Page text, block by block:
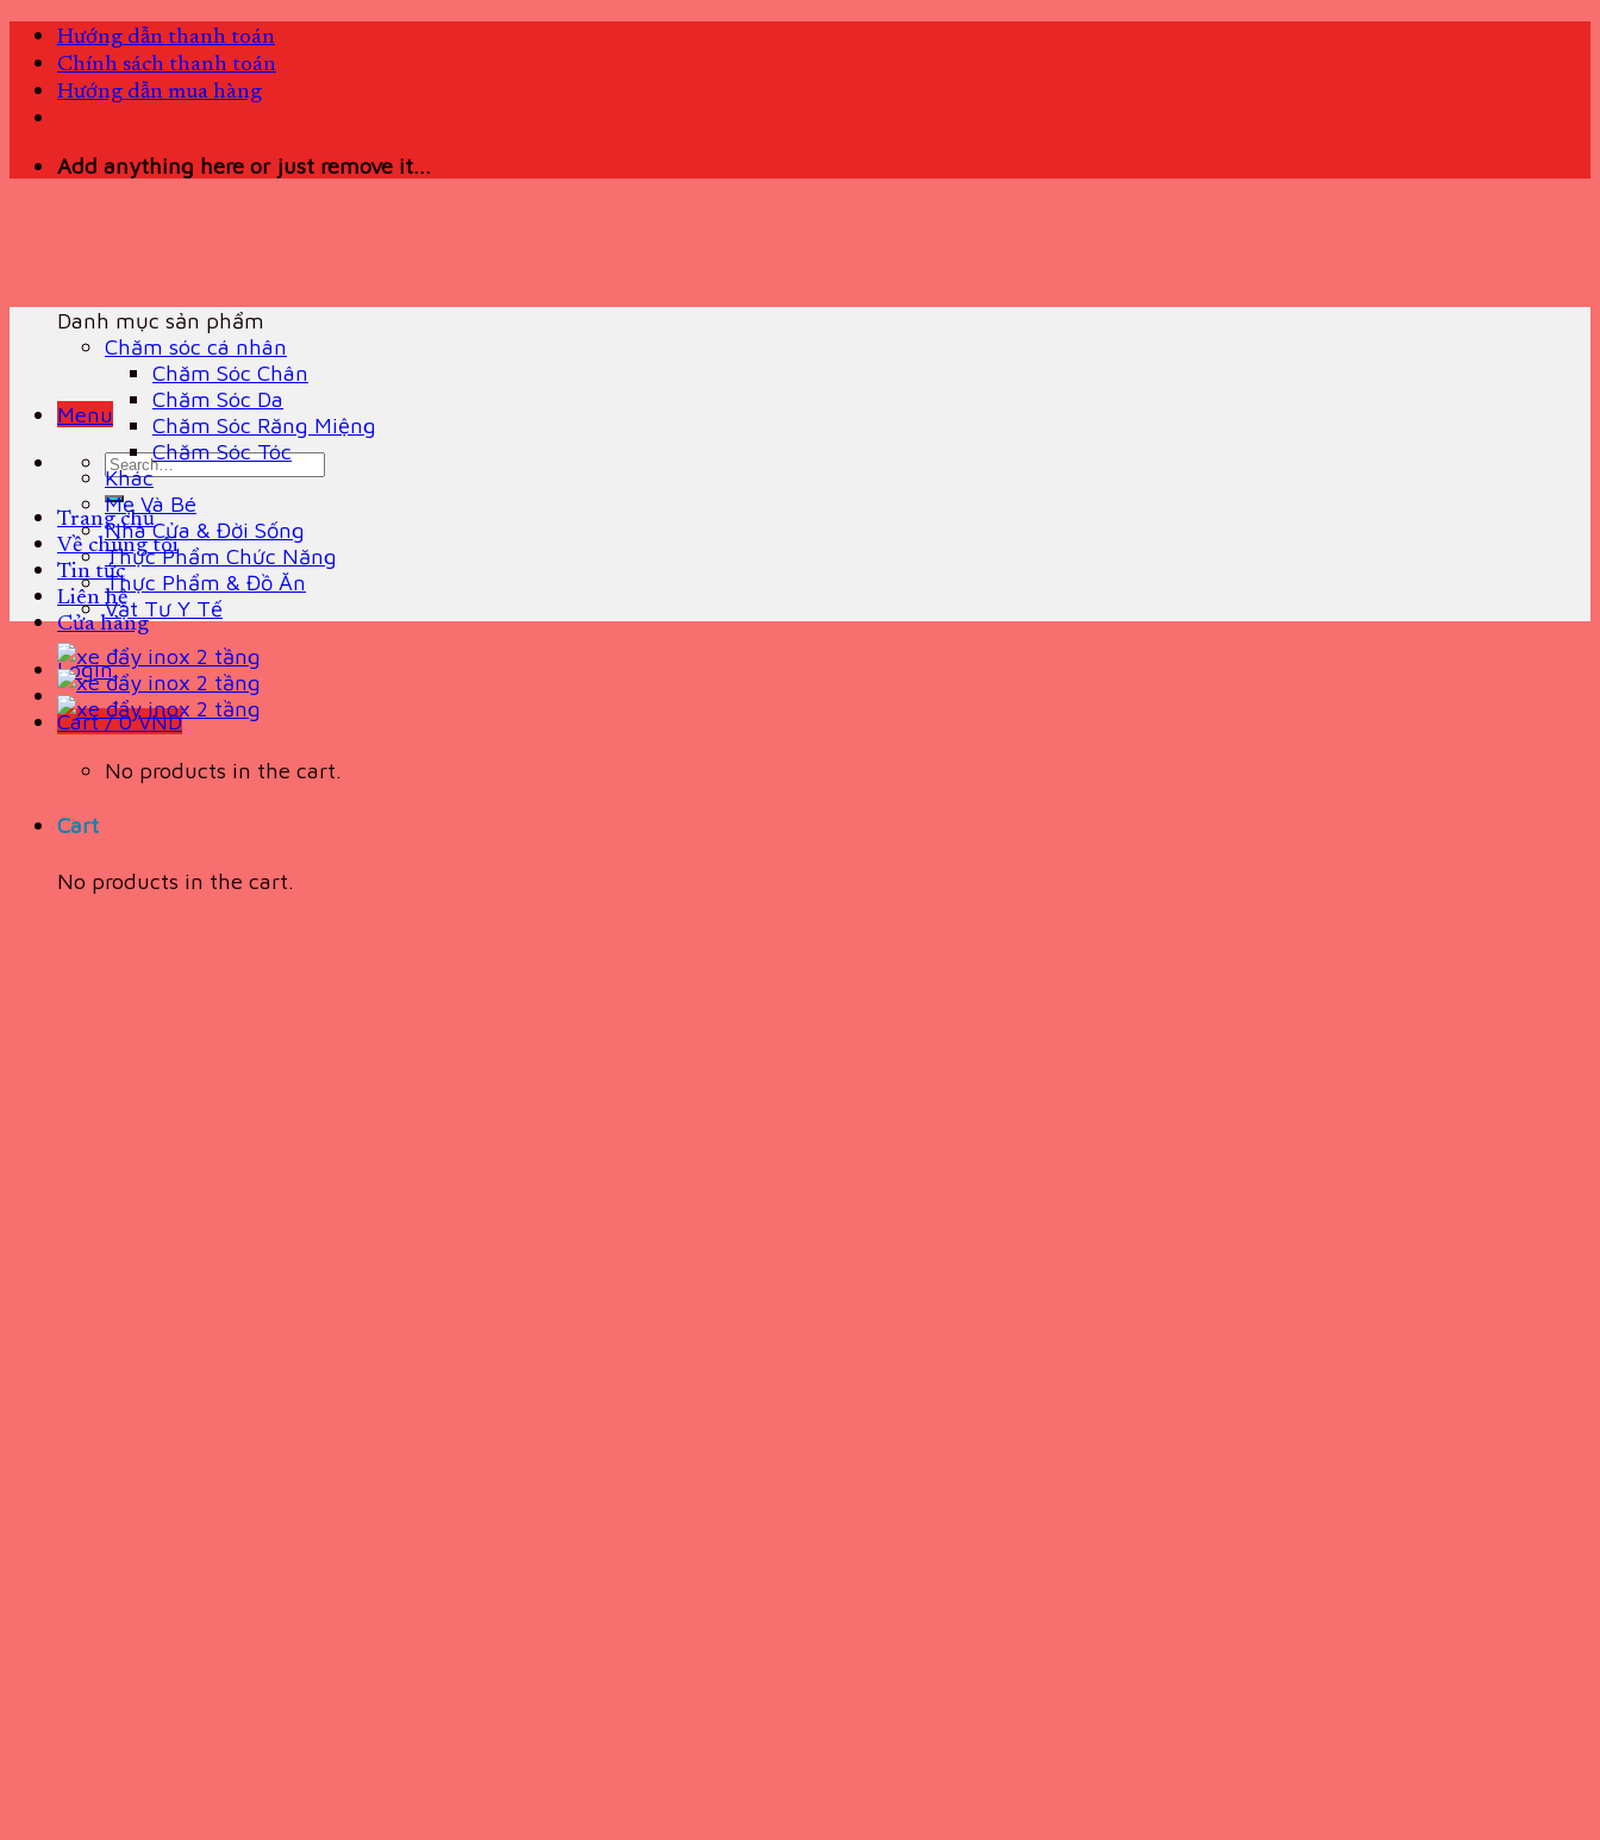
Skip
content
Hướng dẫn thanh toán
Chính sách thanh toán
Hướng dẫn mua hàng
Add anything here or just remove it...
Menu
Search
for:
Trang chủ
Về chúng tôi
Tin tức
Liên hệ
Cửa hàng
Login
Cart /0VND
No products in the cart.
Cart
No products in the cart.
Danh mục sản phẩm
Chăm sóc cá nhân
Chăm Sóc Chân
Chăm Sóc Da
Chăm Sóc Răng Miệng
Chăm Sóc Tóc
Khác
Mẹ Và Bé
Nhà Cửa & Đời Sống
Thực Phẩm Chức Năng
Thực Phẩm & Đồ Ăn
Vật Tư Y Tế